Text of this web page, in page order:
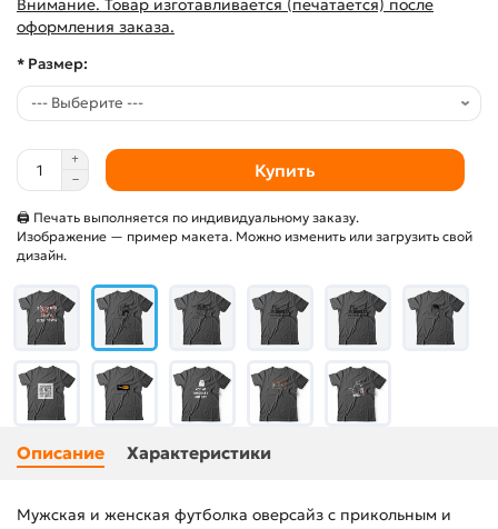
Внимание. Товар изготавливается (печатается) после
оформления заказа.
* Размер:
Купить
🖨 Печать выполняется по индивидуальному заказу.
Изображение — пример макета. Можно изменить или загрузить свой
дизайн.
Описание Характеристики
Мужская и женская футболка оверсайз с прикольным и